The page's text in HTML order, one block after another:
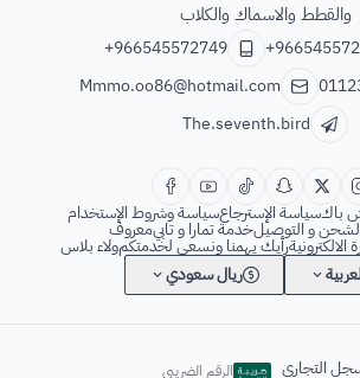
والقطط والاسماك والكلاب
+966545572749
Mmmo.oo86@hotmail.com
The.seventh.bird
باكسياسة الإسترجاعسياسة وشروط الإستخدام
و التوصيلخدمة تمارا و تابيمعروف
رأيك يهمنا ونسعى لخدمتكمولاء بلاس
ريال سعودي
التجاري الرقم الضريبي